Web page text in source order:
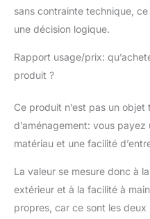
sans contrainte technique,
une décision logique.
Rapport usage/prix:
produit ?
Ce produit n’est pas un
d’aménagement: vous
matériau et une facilité
La valeur se mesure donc à
extérieur et à la facilité à
propres, car ce sont les